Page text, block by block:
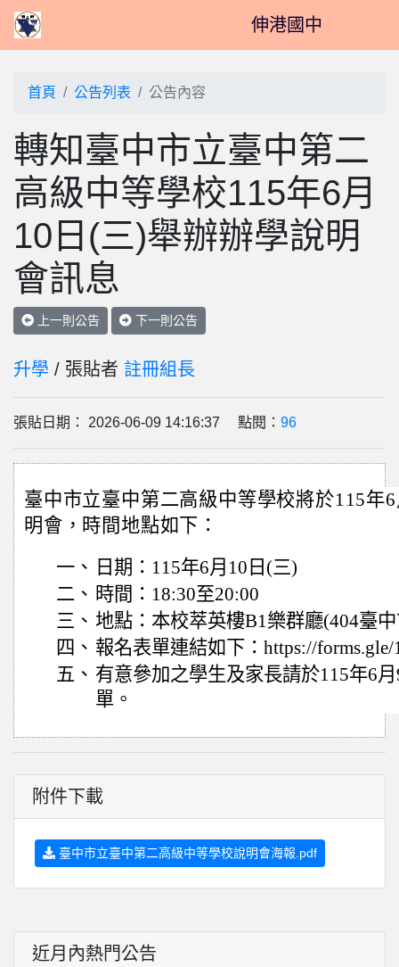
伸港國中
首頁 公告列表 公告內容
轉知臺中市立臺中第二
高級中等學校115年6月
10日(三)舉辦辦學說明
會訊息
上一則公告 下一則公告
升學 / 張貼者 註冊組長
張貼日期： 2026-06-09 14:16:37 點閱： 96
臺中市立臺中第二高級中等學校將於115年
明會，時間地點如下：
一、 日期：115年6月10日(三)
二、 時間：18:30至20:00
三、 地點：本校萃英樓B1樂群廳(404臺
四、 報名表單連結如下：https://
五、 有意參加之學生及家長請於115年6
單。
附件下載
臺中市立臺中第二高級中等學校說明會海報.pdf
近月內熱門公告